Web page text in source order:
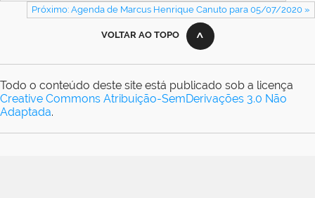
Próximo: Agenda de Marcus Henrique Canuto para 05/07/2020 »
VOLTAR AO TOPO
Todo o conteúdo deste site está publicado sob a licença
Creative Commons Atribuição-SemDerivações 3.0 Não
Adaptada.